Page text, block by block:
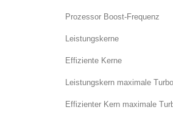
Prozessor Boost-Frequenz
Leistungskerne
Effiziente Kerne
Leistungskern maximale
Effizienter Kern maximale